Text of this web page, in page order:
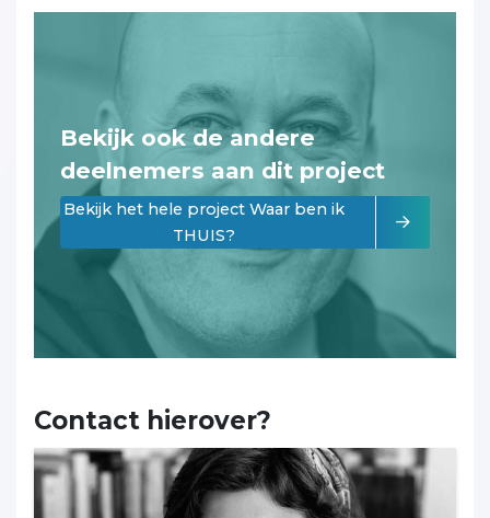
Bekijk ook de andere
deelnemers aan dit project
Bekijk het hele project Waar ben ik
THUIS?
Contact hierover?